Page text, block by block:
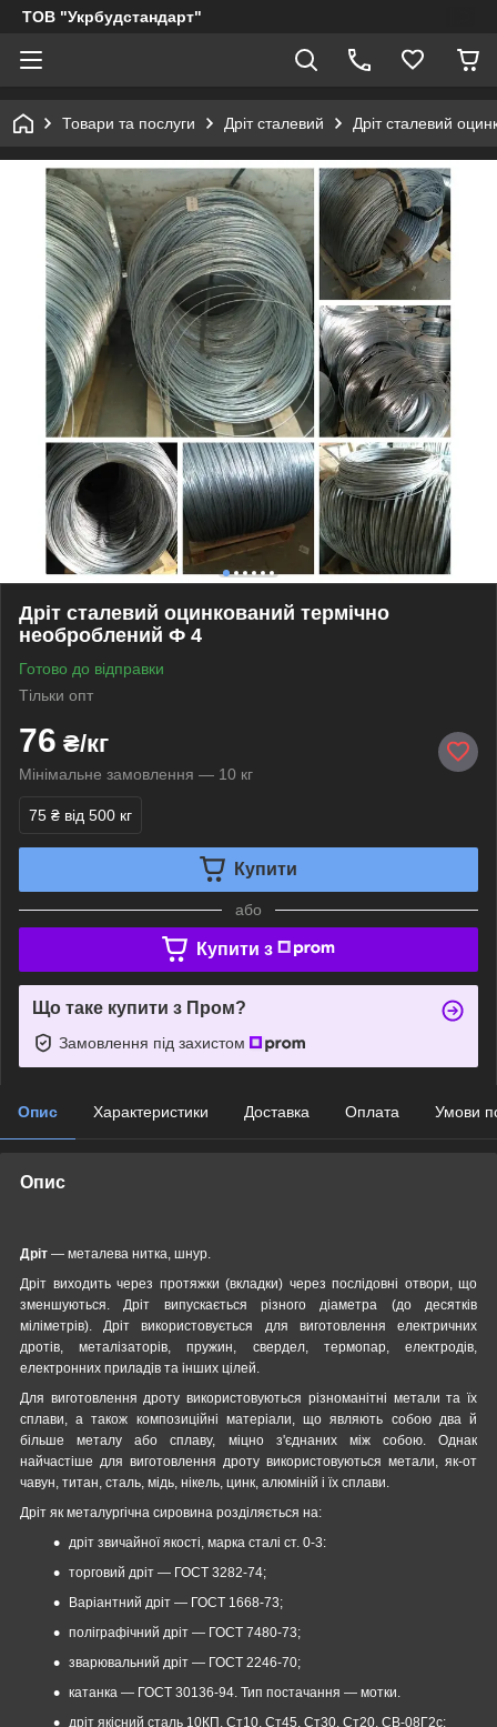
ТОВ "Укрбудстандарт"
Товари та послуги Дріт сталевий Дріт сталевий
Дріт сталевий оцинкований термічно
необроблений Ф 4
Готово до відправки
Тільки опт
76 ₴/кг
Мінімальне замовлення — 10 кг
75 ₴ від 500 кг
Купити
або
Купити з
Що таке купити з Пром?
Замовлення під захистом
Опис Характеристики Доставка Оплата Умови
Опис
Дріт — металева нитка, шнур.
Дріт виходить через протяжки (вкладки) через послідовні отвори, що
зменшуються. Дріт випускається різного діаметра (до десятків
міліметрів). Дріт використовується для виготовлення електричних
дротів, металізаторів, пружин, свердел, термопар, електродів,
електронних приладів та інших цілей.
Для виготовлення дроту використовуються різноманітні метали та їх
сплави, а також композиційні матеріали, що являють собою два й
більше металу або сплаву, міцно з'єднаних між собою. Однак
найчастіше для виготовлення дроту використовуються метали, як-от
чавун, титан, сталь, мідь, нікель, цинк, алюміній і їх сплави.
Дріт як металургічна сировина розділяється на:
дріт звичайної якості, марка сталі ст. 0-3:
торговий дріт — ГОСТ 3282-74;
Варіантний дріт — ГОСТ 1668-73;
поліграфічний дріт — ГОСТ 7480-73;
зварювальний дріт — ГОСТ 2246-70;
катанка ― ГОСТ 30136-94. Тип постачання — мотки.
дріт якісний сталь 10КП, Ст10, Ст45, Ст30, Ст20, СВ-08Г2с: